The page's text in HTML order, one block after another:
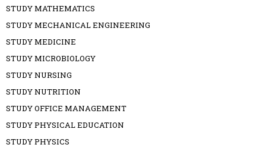
STUDY MATHEMATICS
STUDY MECHANICAL ENGINEERING
STUDY MEDICINE
STUDY MICROBIOLOGY
STUDY NURSING
STUDY NUTRITION
STUDY OFFICE MANAGEMENT
STUDY PHYSICAL EDUCATION
STUDY PHYSICS